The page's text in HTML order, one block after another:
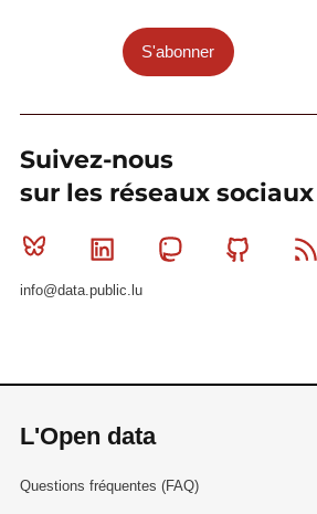
S'abonner
Suivez-nous
sur les réseaux sociaux
Bluesky Linkedin MastodonGithub
info@data.public.lu
L'Open data
Questions fréquentes (FAQ)